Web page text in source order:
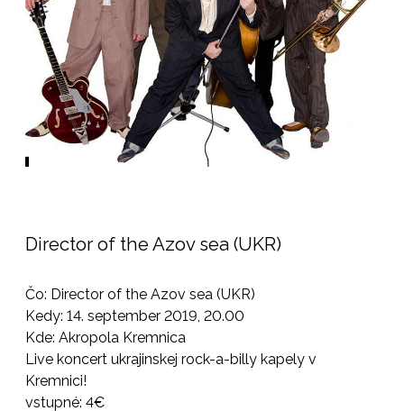
Director of the Azov sea (UKR)
Čo: Director of the Azov sea (UKR)
Kedy: 14. september 2019, 20.00
Kde: Akropola Kremnica
Live koncert ukrajinskej rock-a-billy kapely v
Kremnici!
vstupné: 4€